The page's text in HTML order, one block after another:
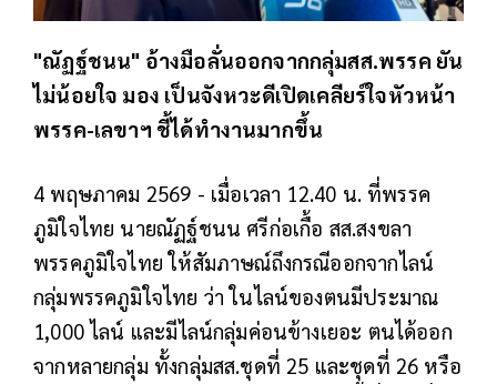
"ณัฏฐ์ชนน" อ้างมือลั่นออกจากกลุ่มสส.พรรค ยัน
ไม่น้อยใจ มอง เป็นจังหวะดีเปิดเคลียร์ใจหัวหน้า
พรรค-เลขาฯ ชี้ได้ทำงานมากขึ้น
4 พฤษภาคม 2569 - เมื่อเวลา 12.40 น. ที่พรรค
ภูมิใจไทย นายณัฏฐ์ชนน ศรีก่อเกื้อ สส.สงขลา
พรรคภูมิใจไทย ให้สัมภาษณ์ถึงกรณีออกจากไลน์
กลุ่มพรรคภูมิใจไทย ว่า ในไลน์ของตนมีประมาณ
1,000 ไลน์ และมีไลน์กลุ่มค่อนข้างเยอะ ตนได้ออก
จากหลายกลุ่ม ทั้งกลุ่มสส.ชุดที่ 25 และชุดที่ 26 หรือ